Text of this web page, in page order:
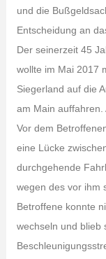
und die
Entscheidung an
Der seinerzeit 45
wollte im Mai 2017
Siegerland auf die
am Main auffahren.
Vor dem
eine Lücke
durchgehende
wegen des vor ihm
Betroffene konnte
wechseln und blieb